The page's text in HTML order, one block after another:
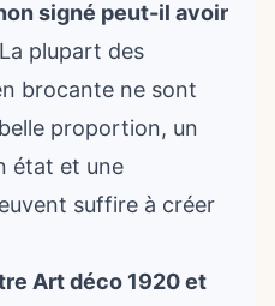
signé peut-il avoir
plupart des
brocante ne sont
proportion, un
état et une
suffire à créer
Art déco 1920 et